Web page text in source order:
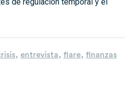
, entrevista, fiare, finanzas